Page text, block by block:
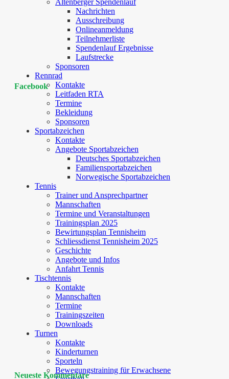
Altenberger Spendenlauf
Nachrichten
Ausschreibung
Onlineanmeldung
Teilnehmerliste
Spendenlauf Ergebnisse
Laufstrecke
Sponsoren
Rennrad
Kontakte
Leitfaden RTA
Termine
Bekleidung
Sponsoren
Sportabzeichen
Kontakte
Angebote Sportabzeichen
Deutsches Sportabzeichen
Familiensportabzeichen
Norwegische Sportabzeichen
Tennis
Trainer und Ansprechpartner
Mannschaften
Termine und Veranstaltungen
Trainingsplan 2025
Bewirtungsplan Tennisheim
Schliessdienst Tennisheim 2025
Geschichte
Angebote und Infos
Anfahrt Tennis
Tischtennis
Kontakte
Mannschaften
Termine
Trainingszeiten
Downloads
Turnen
Kontakte
Kinderturnen
Sporteln
Bewegungstraining für Erwachsene
Facebook
Neueste Kommentare